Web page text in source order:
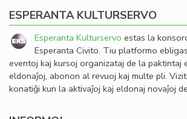
ESPERANTA KULTURSERVO
Esperanta Kulturservo estas la
Esperanta Civito. Tiu platformo
eventoj kaj kursoj organizataj de la paktintaj
eldonaĵoj, abonon al revuoj kaj multe pli.
konatiĝi kun la aktivaĵoj kaj eldonaj novaĵoj